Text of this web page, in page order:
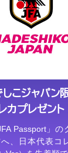
しこジャパン
カプレゼント
Passport」の
、日本代表コ